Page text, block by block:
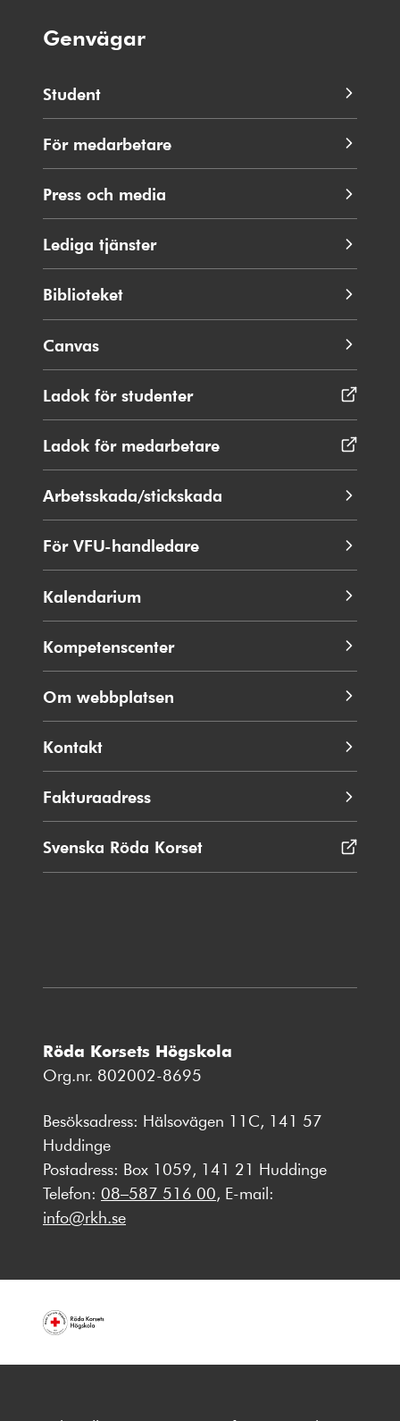
Genvägar
Student
För medarbetare
Press och media
Lediga tjänster
Biblioteket
Canvas
Ladok för studenterÖppnas
i
fönster
Ladok för medarbetare
i
fönster
Arbetsskada/stickskada
För VFU-handledare
Kalendarium
Kompetenscenter
Om webbplatsen
Kontakt
Fakturaadress
Svenska Röda Korset
i
Röda Korsets Högskola
Org.nr. 802002-8695
Besöksadress: Hälsovägen 11C, 141 57
Huddinge
Postadress: Box 1059, 141 21 Huddinge
Telefon: 08–587 516 00, E-mail:
info@rkh.se